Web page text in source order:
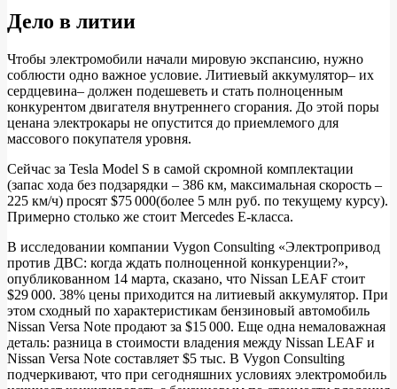
Дело в литии
Чтобы электромобили начали мировую экспансию, нужно
соблюсти одно важное условие. Литиевый аккумулятор– их
сердцевина– должен подешеветь и стать полноценным
конкурентом двигателя внутреннего сгорания. До этой поры
ценана электрокары не опустится до приемлемого для
массового покупателя уровня.
Сейчас за Tesla Model S в самой скромной комплектации
(запас хода без подзарядки – 386 км, максимальная скорость –
225 км/ч) просят $75 000(более 5 млн руб. по текущему курсу).
Примерно столько же стоит Mercedes E‑класса.
В исследовании компании Vygon Consulting «Электропривод
против ДВС: когда ждать полноценной конкуренции?»,
опубликованном 14 марта, сказано, что Nissan LEAF стоит
$29 000. 38% цены приходится на литиевый аккумулятор. При
этом сходный по характеристикам бензиновый автомобиль
Nissan Versa Note продают за $15 000. Еще одна немаловажная
деталь: разница в стоимости владения между Nissan LEAF и
Nissan Versa Note составляет $5 тыс. В Vygon Consulting
подчеркивают, что при сегодняшних условиях электромобиль